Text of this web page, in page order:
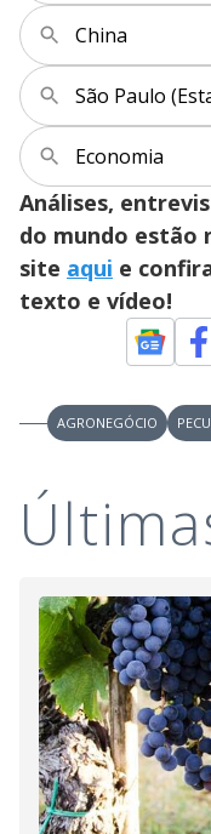
China
São Paulo
Economia
Análises,
do mundo estão
site aqui e
texto e vídeo!
AGRONEGÓCIO